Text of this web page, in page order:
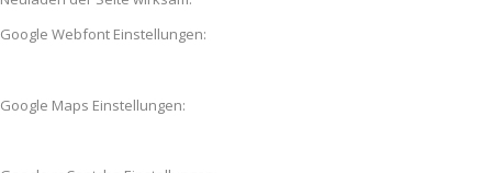
Google Webfont Einstellungen:
Google Maps Einstellungen: